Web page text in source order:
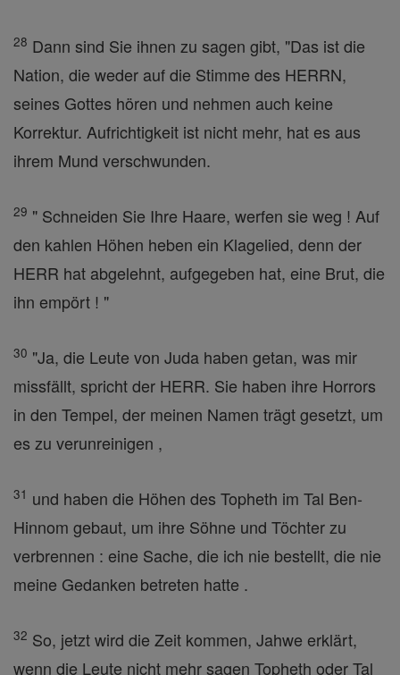
28 Dann sind Sie ihnen zu sagen gibt, "Das ist die
Nation, die weder auf die Stimme des HERRN,
seines Gottes hören und nehmen auch keine
Korrektur. Aufrichtigkeit ist nicht mehr, hat es aus
ihrem Mund verschwunden.
29 " Schneiden Sie Ihre Haare, werfen sie weg ! Auf
den kahlen Höhen heben ein Klagelied, denn der
HERR hat abgelehnt, aufgegeben hat, eine Brut, die
ihn empört ! "
30 "Ja, die Leute von Juda haben getan, was mir
missfällt, spricht der HERR. Sie haben ihre Horrors
in den Tempel, der meinen Namen trägt gesetzt, um
es zu verunreinigen ,
31 und haben die Höhen des Topheth im Tal Ben-
Hinnom gebaut, um ihre Söhne und Töchter zu
verbrennen : eine Sache, die ich nie bestellt, die nie
meine Gedanken betreten hatte .
32 So, jetzt wird die Zeit kommen, Jahwe erklärt,
wenn die Leute nicht mehr sagen Topheth oder Tal